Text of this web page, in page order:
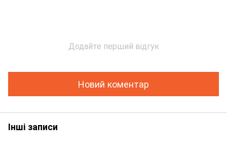
Додайте перший відгук
Новий коментар
Інші записи